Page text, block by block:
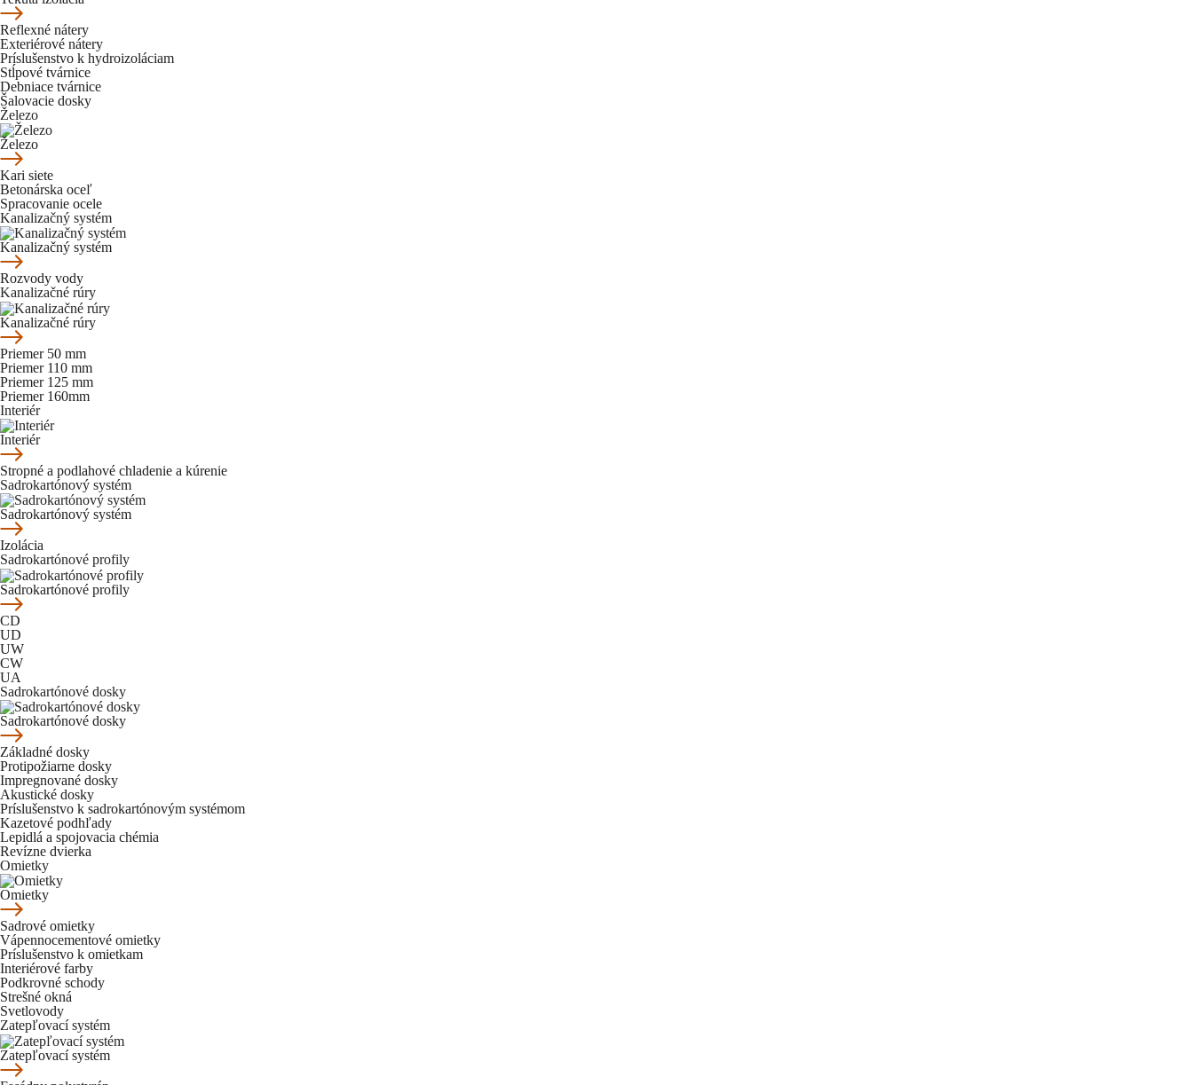
Reflexné nátery
Exteriérové nátery
Príslušenstvo k hydroizoláciam
Stĺpové tvárnice
Debniace tvárnice
Šalovacie dosky
Železo
Železo
Kari siete
Betonárska oceľ
Spracovanie ocele
Kanalizačný systém
Kanalizačný systém
Rozvody vody
Kanalizačné rúry
Kanalizačné rúry
Priemer 50 mm
Priemer 110 mm
Priemer 125 mm
Priemer 160mm
Interiér
Interiér
Stropné a podlahové chladenie a kúrenie
Sadrokartónový systém
Sadrokartónový systém
Izolácia
Sadrokartónové profily
Sadrokartónové profily
CD
UD
UW
CW
UA
Sadrokartónové dosky
Sadrokartónové dosky
Základné dosky
Protipožiarne dosky
Impregnované dosky
Akustické dosky
Príslušenstvo k sadrokartónovým systémom
Kazetové podhľady
Lepidlá a spojovacia chémia
Revízne dvierka
Omietky
Omietky
Sadrové omietky
Vápennocementové omietky
Príslušenstvo k omietkam
Interiérové farby
Podkrovné schody
Strešné okná
Svetlovody
Zatepľovací systém
Zatepľovací systém